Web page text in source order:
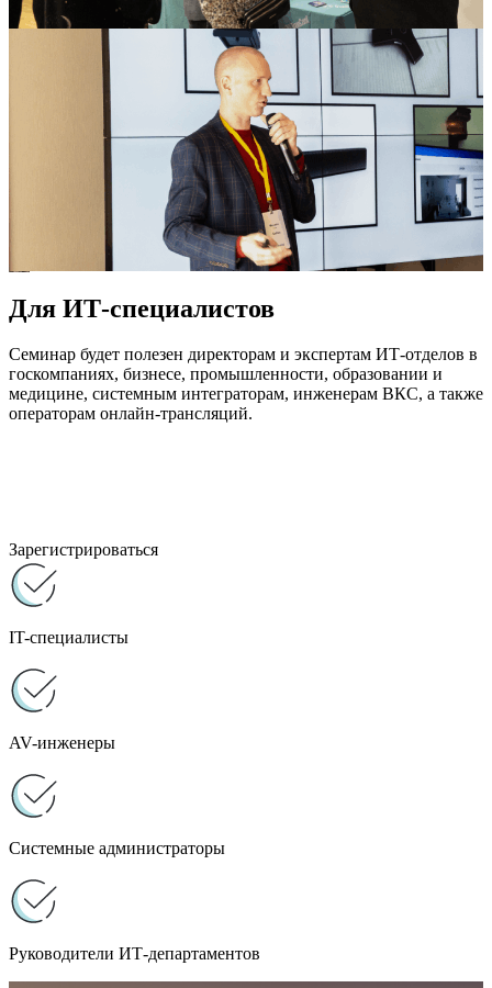
Для ИТ-специалистов
Семинар будет полезен директорам и экспертам ИТ-отделов в
госкомпаниях, бизнесе, промышленности, образовании и
медицине, системным интеграторам, инженерам ВКС, а также
операторам онлайн-трансляций.
Зарегистрироваться
IT-специалисты
AV-инженеры
Системные администраторы
Руководители ИТ-департаментов